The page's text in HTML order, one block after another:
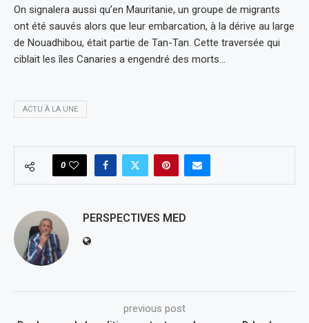
On signalera aussi qu’en Mauritanie, un groupe de migrants
ont été sauvés alors que leur embarcation, à la dérive au large
de Nouadhibou, était partie de Tan-Tan. Cette traversée qui
ciblait les îles Canaries a engendré des morts…
ACTU À LA UNE
0
PERSPECTIVES MED
previous post